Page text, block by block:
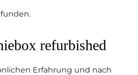
refurbished
Erfahrung und nach